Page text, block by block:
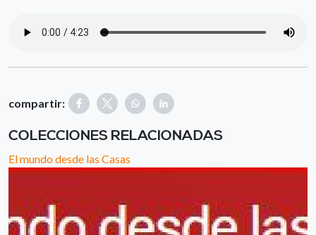
compartir:
COLECCIONES RELACIONADAS
El mundo desde las Casas